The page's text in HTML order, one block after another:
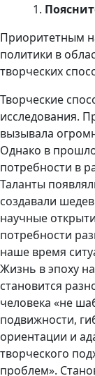
Приоритетным
политики в
творческих
Творческие
исследования.
вызывала
Однако в
потребности в
Таланты
создавали
научные
потребности
наше время
Жизнь в эпоху
становится
человека «не
подвижности,
ориентации и
творческого
проблем».